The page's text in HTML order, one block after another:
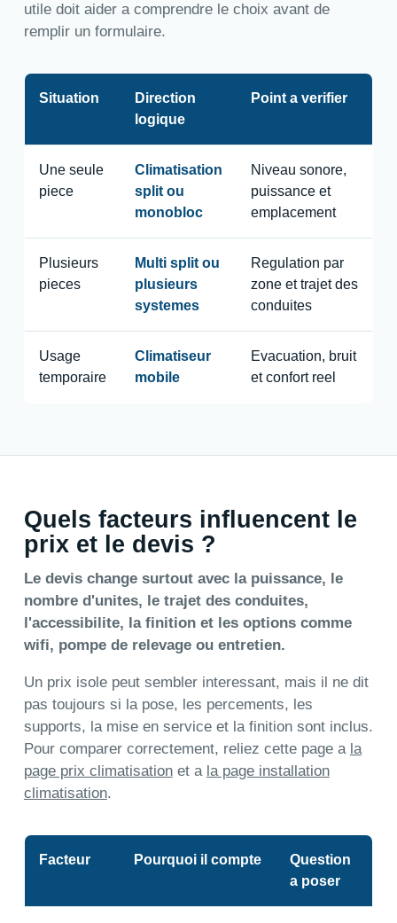
utile doit aider a comprendre le choix avant de
remplir un formulaire.
Situation
Direction
logique
Point a verifier
Une seule
piece
Climatisation
split ou
monobloc
Niveau sonore,
puissance et
emplacement
Plusieurs
pieces
Multi split ou
plusieurs
systemes
Regulation par
zone et trajet des
conduites
Usage
temporaire
Climatiseur
mobile
Evacuation, bruit
et confort reel
Quels facteurs influencent le
prix et le devis ?
Le devis change surtout avec la puissance, le
nombre d'unites, le trajet des conduites,
l'accessibilite, la finition et les options comme
wifi, pompe de relevage ou entretien.
Un prix isole peut sembler interessant, mais il ne dit
pas toujours si la pose, les percements, les
supports, la mise en service et la finition sont inclus.
Pour comparer correctement, reliez cette page a la
page prix climatisationet a la page installation
climatisation.
Facteur Pourquoi il compte
Question
a poser